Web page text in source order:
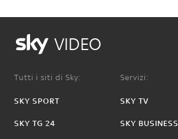
VIDEO
Tutti i siti di Sky:
SKY SPORT
SKY TG 24
Servizi:
SKY TV
SKY BUSINESS